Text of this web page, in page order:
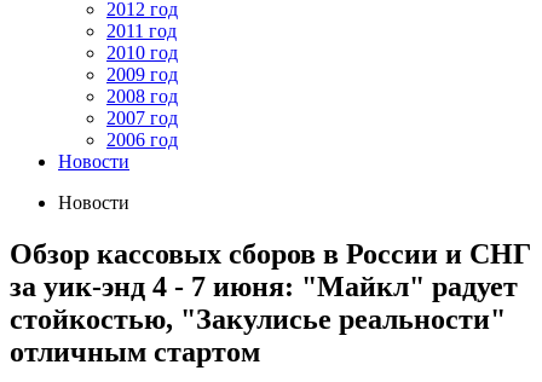
2012 год
2011 год
2010 год
2009 год
2008 год
2007 год
2006 год
Новости
Новости
Обзор кассовых сборов в России и СНГ
за уик-энд 4 - 7 июня: "Майкл" радует
стойкостью, "Закулисье реальности"
отличным стартом